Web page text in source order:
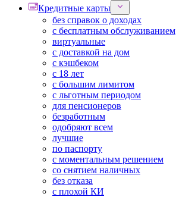
Кредитные карты
без справок о доходах
с бесплатным обслуживанием
виртуальные
с доставкой на дом
с кэшбеком
с 18 лет
с большим лимитом
с льготным периодом
для пенсионеров
безработным
одобряют всем
лучшие
по паспорту
с моментальным решением
со снятием наличных
без отказа
с плохой КИ